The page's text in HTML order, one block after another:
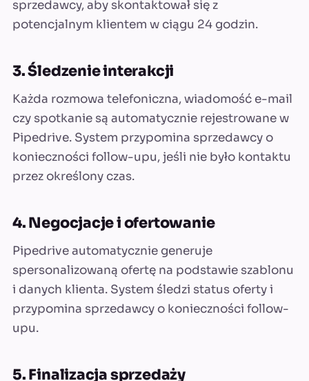
sprzedawcy, aby skontaktował się z
potencjalnym klientem w ciągu 24 godzin.
3. Śledzenie interakcji
Każda rozmowa telefoniczna, wiadomość e-mail
czy spotkanie są automatycznie rejestrowane w
Pipedrive. System przypomina sprzedawcy o
konieczności follow-upu, jeśli nie było kontaktu
przez określony czas.
4. Negocjacje i ofertowanie
Pipedrive automatycznie generuje
spersonalizowaną ofertę na podstawie szablonu
i danych klienta. System śledzi status oferty i
przypomina sprzedawcy o konieczności follow-
upu.
5. Finalizacja sprzedaży